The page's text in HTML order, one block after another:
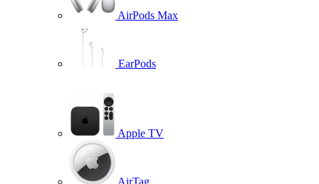
AirPods Max
EarPods
Apple TV